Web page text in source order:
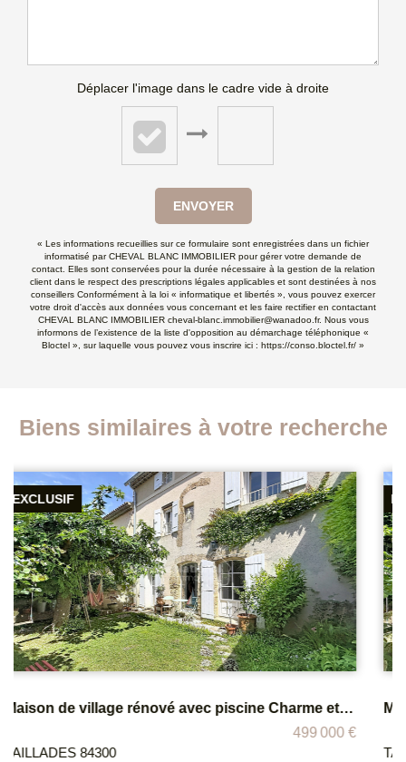
Déplacer l'image dans le cadre vide à droite
ENVOYER
« Les informations recueillies sur ce formulaire sont enregistrées dans un fichier
informatisé par CHEVAL BLANC IMMOBILIER pour gérer votre demande de
contact. Elles sont conservées pour la durée nécessaire à la gestion de la relation
client dans le respect des prescriptions légales applicables et sont destinées à nos
conseillers Conformément à la loi « informatique et libertés », vous pouvez exercer
votre droit d'accès aux données vous concernant et les faire rectifier en contactant
CHEVAL BLANC IMMOBILIER cheval-blanc.immobilier@wanadoo.fr. Nous vous
informons de l’existence de la liste d'opposition au démarchage téléphonique «
Bloctel », sur laquelle vous pouvez vous inscrire ici : https://conso.bloctel.fr/ »
Biens similaires à votre recherche
EXCLUSIF
499 000 €
TAILLADES 84300